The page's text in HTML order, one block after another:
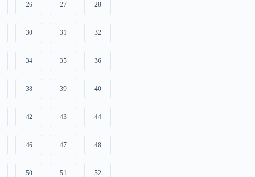
26 27 28
30 31 32
34 35 36
38 39 40
42 43 44
46 47 48
50 51 52